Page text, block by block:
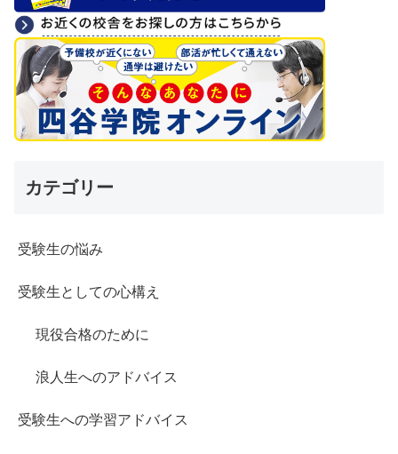
カテゴリー
受験生の悩み
受験生としての心構え
現役合格のために
浪人生へのアドバイス
受験生への学習アドバイス